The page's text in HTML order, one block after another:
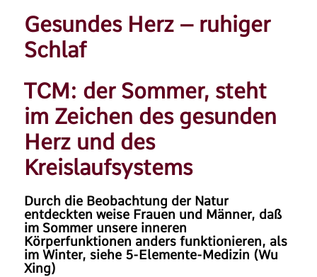
Gesundes Herz – ruhiger
Schlaf
TCM: der Sommer, steht
im Zeichen des gesunden
Herz und des
Kreislaufsystems
Durch die Beobachtung der Natur
entdeckten weise Frauen und Männer, daß
im Sommer unsere inneren
Körperfunktionen anders funktionieren, als
im Winter, siehe 5-Elemente-Medizin (Wu
Xing)